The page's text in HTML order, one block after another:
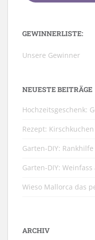
GEWINNERLISTE:
Unsere Gewinner
NEUESTE BEITRÄGE
Hochzeitsgeschenk:
Rezept:
Garten-DIY:
Garten-DIY:
Wieso Mallorca das
ARCHIV